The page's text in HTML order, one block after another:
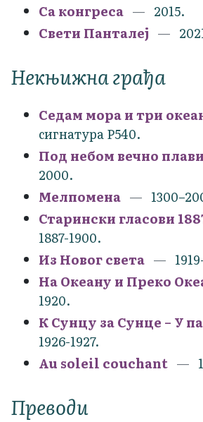
Са конгреса
2015.
Свети Панталеј
Некњижна грађа
Седам мора и три
сигнатура Р540.
Под небом вечно
2000.
Мелпомена
Старински гласови
1887-1900.
Из Новог света
На Океану и Преко
1920.
К Сунцу за Сунце – У
1926-1927.
Au soleil couchant
Преводи